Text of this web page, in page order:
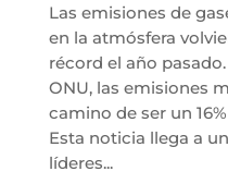
Las emisiones de
en la atmósfera
récord el año
ONU, las emisiones
camino de ser un
Esta noticia llega a
líderes...